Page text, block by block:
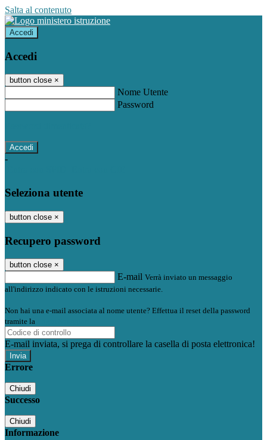
Salta al contenuto
Accedi
Accedi
button close ×
Nome Utente
Password
-
Seleziona utente
button close ×
Recupero password
button close ×
E-mail Verrà inviato un messaggio
all'indirizzo indicato con le istruzioni necessarie.
Non hai una e-mail associata al nome utente? Effettua il reset della password
tramite la
E-mail inviata, si prega di controllare la casella di posta elettronica!
Errore
Chiudi
Successo
Chiudi
Informazione